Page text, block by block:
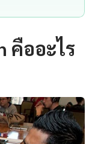
คืออะไร